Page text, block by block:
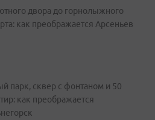
двора до горнолыжного
как преображается Арсеньев
парк, сквер с фонтаном и 50
как преображается